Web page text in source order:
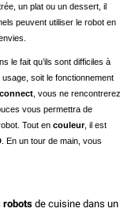
un plat ou un dessert, il
peuvent utiliser le robot en
le fait qu’ils sont difficiles à
soit le fonctionnement
, vous ne rencontrerez
vous permettra de
Tout en couleur, il est
. En un tour de main, vous
robotsde cuisine dans un